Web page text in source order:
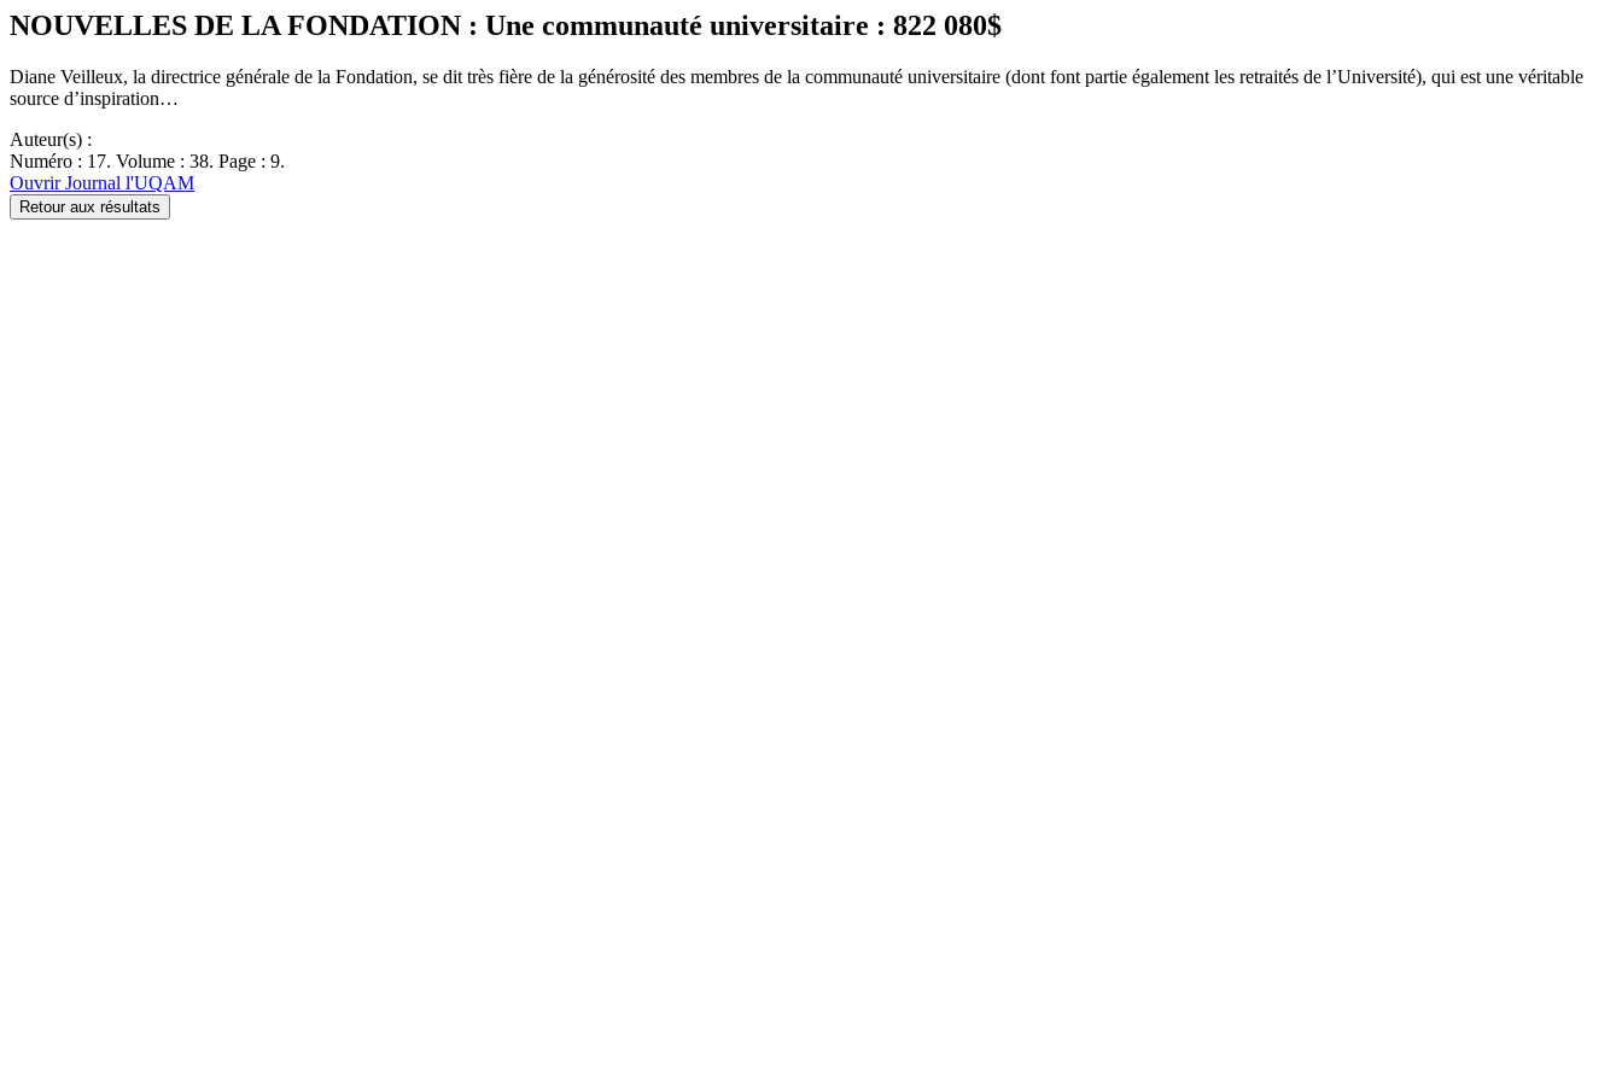
NOUVELLES DE LA FONDATION : Une communauté universitaire : 822 080$
Diane Veilleux, la directrice générale de la Fondation, se dit très fière de la générosité des membres de la communauté universitaire (dont font partie également les retraités de l’Université), qui est une véritable
source d’inspiration…
Auteur(s) :
Numéro : 17. Volume : 38. Page : 9.
Ouvrir Journal l'UQAM
Retour aux résultats